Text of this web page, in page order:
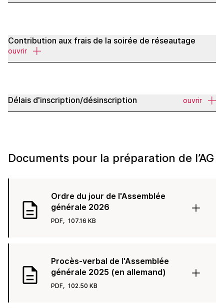
Contribution aux frais de la soirée de réseautage
ouvrir
Délais d'inscription/désinscription ouvrir
Documents pour la préparation de l’AG
Ordre du jour de l'Assemblée
générale 2026
PDF, 107.16 KB
Procès-verbal de l'Assemblée
générale 2025 (en allemand)
PDF, 102.50 KB